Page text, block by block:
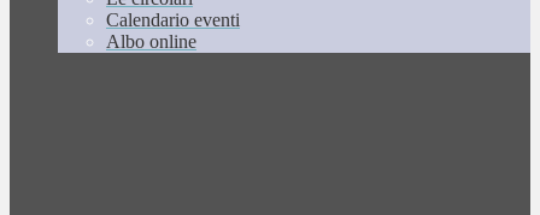
Calendario eventi
Albo online